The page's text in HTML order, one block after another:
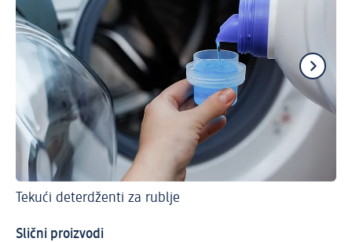
Tekući deterdženti za rublje
Slični proizvodi